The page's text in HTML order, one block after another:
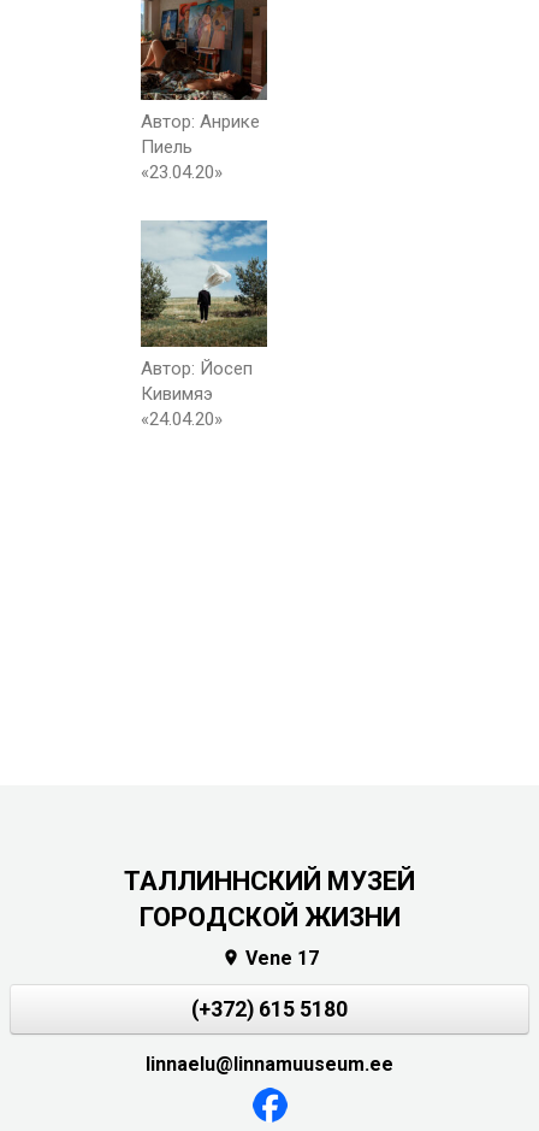
Автор: Анрике
Пиель
«23.04.20»
Автор: Йосеп
Кивимяэ
«24.04.20»
ТАЛЛИННСКИЙ МУЗЕЙ
ГОРОДСКОЙ ЖИЗНИ
 Vene 17
(+372) 615 5180
linnaelu@linnamuuseum.ee